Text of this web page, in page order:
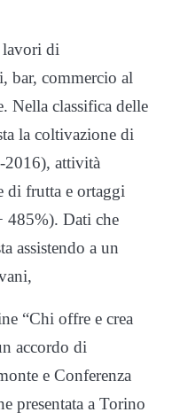
di
bar, commercio al
Nella classifica delle
la coltivazione di
2016), attività
di frutta e ortaggi
485%). Dati che
assistendo a un
“Chi offre e crea
accordo di
e Conferenza
presentata a Torino